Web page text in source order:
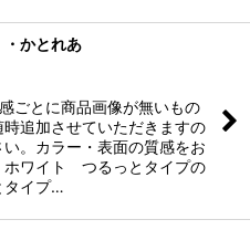
かとれあ
ごとに商品画像が無いもの
追加させていただきますの
。カラー・表面の質感をお
ホワイト つるっとタイプの
イプ…